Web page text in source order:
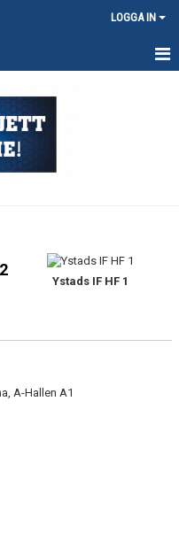
LOGGA IN
Ystads IF HF 1
A-Hallen A1